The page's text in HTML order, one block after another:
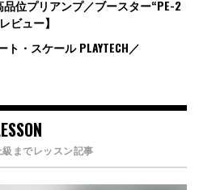
位プリアンプ／ブースター“PE-2
ビュー】
・スケール PLAYTECH／
までレッスン記事